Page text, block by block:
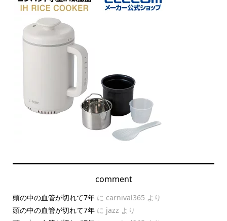
comment
頭の中の血管が切れて7年に carnival365 より
頭の中の血管が切れて7年に jazz より